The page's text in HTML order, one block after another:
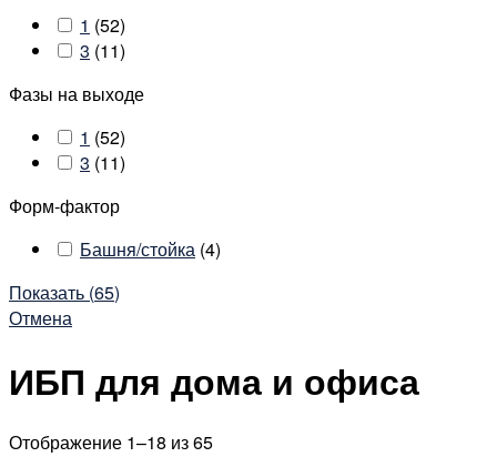
1 (52)
3 (11)
Фазы на выходе
1 (52)
3 (11)
Форм-фактор
Башня/стойка (4)
Показать (65)
Отмена
ИБП для дома и офиса
Отображение 1–18 из 65